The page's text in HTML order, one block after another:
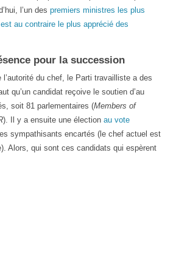
l’un des premiers ministres les plus
au contraire le plus apprécié des
pour la succession
l’autorité du chef, le Parti travailliste a des
qu’un candidat reçoive le soutien d’au
soit 81 parlementaires (Members of
). Il y a ensuite une élection au vote
sympathisants encartés (le chef actuel est
Alors, qui sont ces candidats qui espèrent